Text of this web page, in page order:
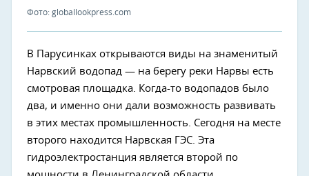
Фото: globallookpress.com
В Парусинках открываются виды на знаменитый
Нарвский водопад — на берегу реки Нарвы есть
смотровая площадка. Когда-то водопадов было
два, и именно они дали возможность развивать
в этих местах промышленность. Сегодня на месте
второго находится Нарвская ГЭС. Эта
гидроэлектростанция является второй по